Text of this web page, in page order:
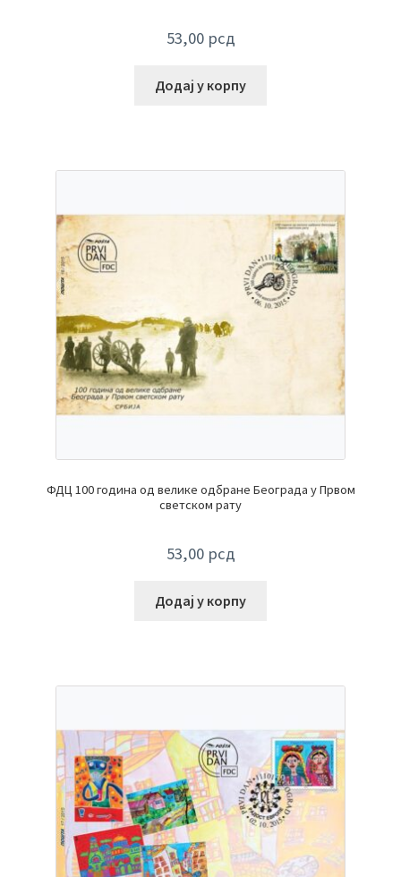
53,00 рсд
Додај у корпу
ФДЦ 100 година од велике одбране Београда у Првом
светском рату
53,00 рсд
Додај у корпу